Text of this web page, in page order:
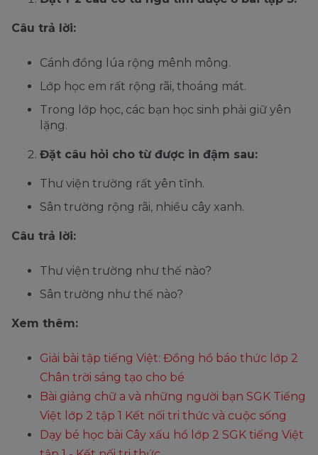
Câu trả lời:
Cánh đồng lúa rộng mênh mông.
Lớp học em rất rộng rãi, thoáng mát.
Trong lớp học, các bạn học sinh phải giữ yên
lặng.
Đặt câu hỏi cho từ được in đậm sau:
Thư viện trường rất yên tĩnh.
Sân trường rộng rãi, nhiều cây xanh.
Câu trả lời:
Thư viện trường như thế nào?
Sân trường như thế nào?
Xem thêm:
Giải bài tập tiếng Việt: Đồng hồ báo thức lớp 2
Chân trời sáng tạo cho bé
Bài giảng chữ a và những người bạn SGK Tiếng
Việt lớp 2 tập 1 Kết nối tri thức và cuộc sống
Dạy bé học bài Cây xấu hổ lớp 2 SGK tiếng Việt